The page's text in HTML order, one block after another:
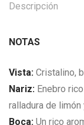
Descripción
NOTAS
Vista: Cristalino,
Nariz: Enebro
ralladura de
Boca: Un rico